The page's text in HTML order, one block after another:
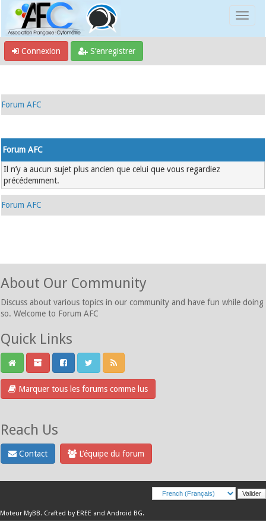
Connexion S’enregistrer
Forum AFC
Forum AFC
Il n’y a aucun sujet plus ancien que celui que vous regardiez
précédemment.
Forum AFC
About Our Community
Discuss about various topics in our community and have fun while doing
so. Welcome to Forum AFC
Quick Links
Marquer tous les forums comme lus
Reach Us
Contact L’équipe du forum
Moteur MyBB. Crafted by EREE and Android BG.